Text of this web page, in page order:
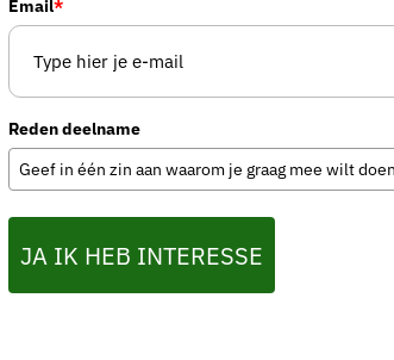
Email*
Reden deelname
JA IK HEB INTERESSE